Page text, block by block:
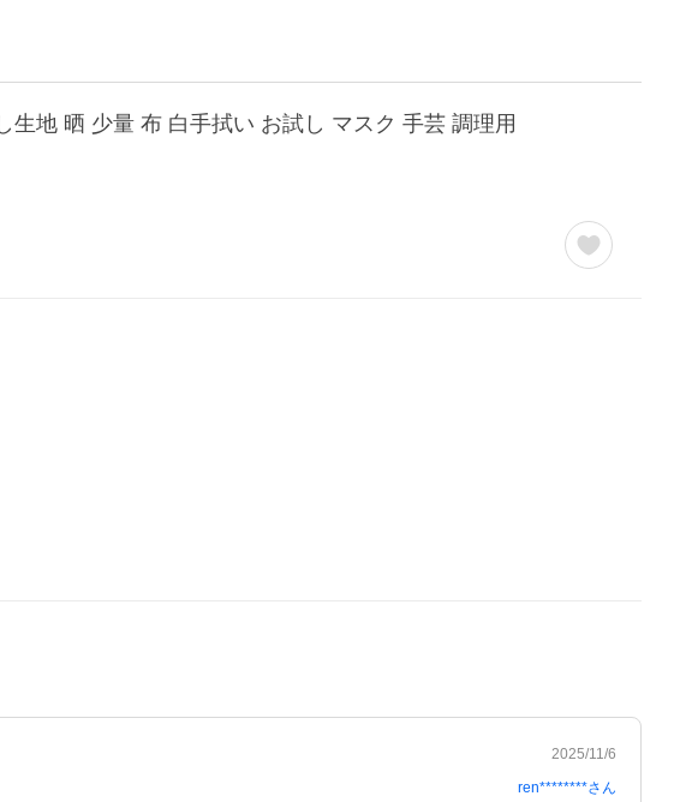
地 晒 少量 布 白手拭い お試し マスク 手芸 調理用
2025/11/6
ren********さん